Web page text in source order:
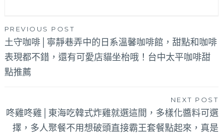
文
章
導
PREVIOUS POST
土守咖啡│寧靜巷弄中的日系溫馨咖啡館，甜點和咖啡
表現都不錯，還有可愛店貓坐枱哦！台中太平咖啡甜
點推薦
NEXT POST
咚雞咚雞│東海吃韓式炸雞就選這間，多樣化醬料可選
擇，多人聚餐不用想破頭直接霸王套餐點起來，真是